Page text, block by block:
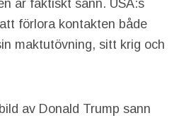
är faktiskt sann. USA:s
förlora kontakten både
maktutövning, sitt krig och
av Donald Trump sann